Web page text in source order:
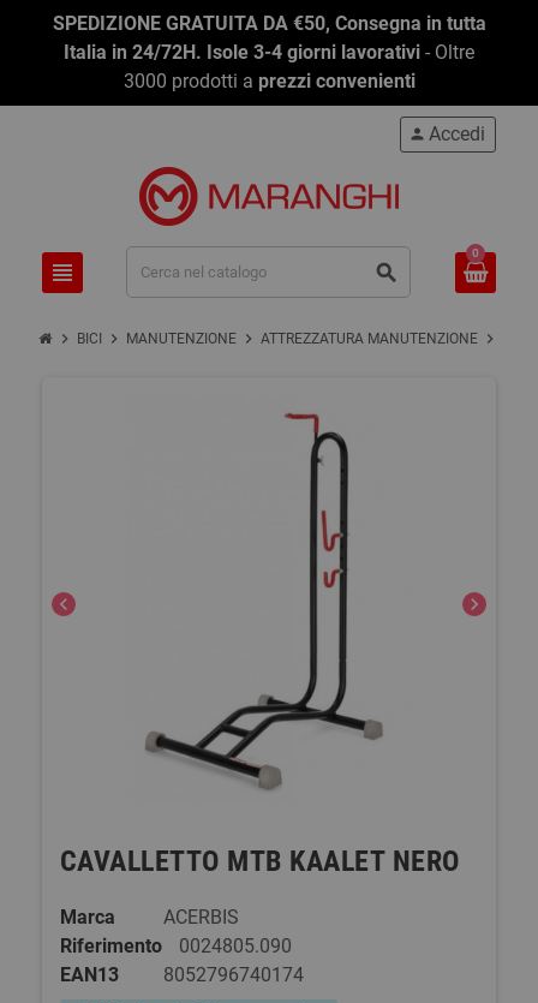
SPEDIZIONE GRATUITA DA €50, Consegna in tutta
Italia in 24/72H. Isole 3-4 giorni lavorativi - Oltre
3000 prodotti a prezzi convenienti
view_headline search
person Accedi
0
chevron_right BICI chevron_right MANUTENZIONE chevron_right ATTREZZATURA MANUTENZIONE chevron_right
chevron_left chevron_right
CAVALLETTO MTB KAALET NERO
Marca
ACERBIS
Riferimento
0024805.090
EAN13
8052796740174